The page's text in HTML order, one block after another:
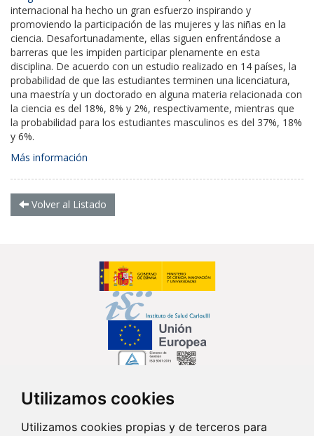
Utilizamos cookies
Utilizamos cookies propias y de terceros para
internacional ha hecho un gran esfuerzo inspirando y
promoviendo la participación de las mujeres y las niñas en la
ciencia. Desafortunadamente, ellas siguen enfrentándose a
barreras que les impiden participar plenamente en esta
disciplina. De acuerdo con un estudio realizado en 14 países, la
probabilidad de que las estudiantes terminen una licenciatura,
una maestría y un doctorado en alguna materia relacionada con
la ciencia es del 18%, 8% y 2%, respectivamente, mientras que
la probabilidad para los estudiantes masculinos es del 37%, 18%
y 6%.
Más información
Volver al Listado
Síguenos en...